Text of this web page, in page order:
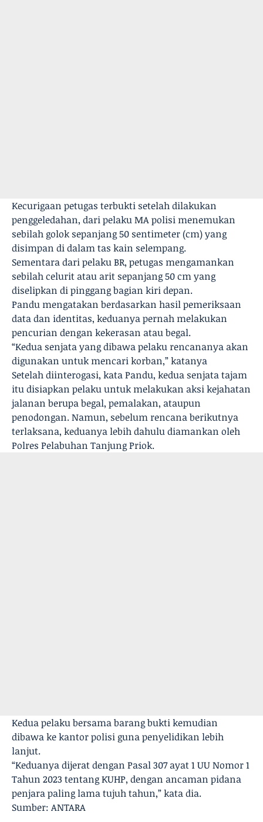
Kecurigaan petugas terbukti setelah dilakukan
penggeledahan, dari pelaku MA polisi menemukan
sebilah golok sepanjang 50 sentimeter (cm) yang
disimpan di dalam tas kain selempang.
Sementara dari pelaku BR, petugas mengamankan
sebilah celurit atau arit sepanjang 50 cm yang
diselipkan di pinggang bagian kiri depan.
Pandu mengatakan berdasarkan hasil pemeriksaan
data dan identitas, keduanya pernah melakukan
pencurian dengan kekerasan atau begal.
“Kedua senjata yang dibawa pelaku rencananya akan
digunakan untuk mencari korban,” katanya
Setelah diinterogasi, kata Pandu, kedua senjata tajam
itu disiapkan pelaku untuk melakukan aksi kejahatan
jalanan berupa begal, pemalakan, ataupun
penodongan. Namun, sebelum rencana berikutnya
terlaksana, keduanya lebih dahulu diamankan oleh
Polres Pelabuhan Tanjung Priok.
Kedua pelaku bersama barang bukti kemudian
dibawa ke kantor polisi guna penyelidikan lebih
lanjut.
“Keduanya dijerat dengan Pasal 307 ayat 1 UU Nomor 1
Tahun 2023 tentang KUHP, dengan ancaman pidana
penjara paling lama tujuh tahun,” kata dia.
Sumber: ANTARA